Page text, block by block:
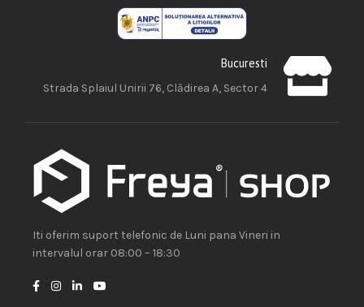
Bucuresti
Strada Splaiul Unirii 76, Clădirea A, Sector 4
Iti oferim suport telefonic de Luni pana Vineri in
intervalul orar 08:00 – 18:30